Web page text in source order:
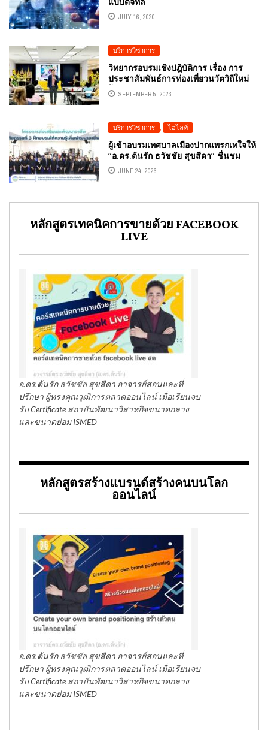
JULY 16, 2020
บริการวิชาการ
วิทยากรอบรมเชิงปฎิบัติการ เรื่อง การ
ประชาสัมพันธ์การท่องเที่ยวนวัตวิถีใหม่
โครงการ 1 ดร. 1 ตำบล อ.ดร.ต้นรัก ธวัช
ชัย สุขสีดา อาจารย์และผู้เชี่ยวชาญการ
SEPTEMBER 5, 2023
บริการวิชาการ ไฮไลท์
ผู้เข้าอบรมเทศบาลเมืองปากแพรกเทใจให้
“อ.ดร.ต้นรัก ธวัชชัย สุขสีดา” ชื่นชม
หลักสูตร “DIGITAL MARKETING & AI”
สนุก เข้าใจง่าย และนำไปสร้างยอดขาย
JUNE 24, 2026
หลักสูตรเทคนิคการขายด้วย FACEBOOK
LIVE
อ.ดร.ต้นรัก ธวัชชัย สุขสีดา อาจารย์สอนและที่
ปรึกษา ผู้ทรงคุณวุฒิการตลาดออนไลน์ เมื่อเรียนจบ
รับ Certificate สถาบันพัฒนาวิสาหกิจขนาดกลาง
และขนาดย่อม ISMED
หลักสูตรสร้างแบรนด์สร้างคนบนโลก
ออนไลน์
อ.ดร.ต้นรัก ธวัชชัย สุขสีดา อาจารย์สอนและที่
ปรึกษา ผู้ทรงคุณวุฒิการตลาดออนไลน์ เมื่อเรียนจบ
รับ Certificate สถาบันพัฒนาวิสาหกิจขนาดกลาง
และขนาดย่อม ISMED